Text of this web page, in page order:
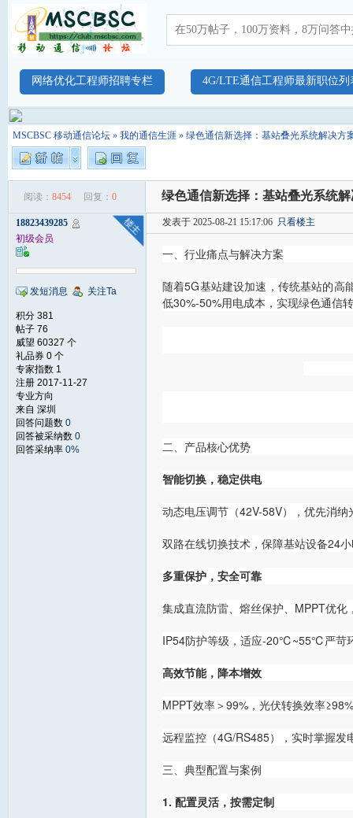
网络优化工程师招聘专栏 4G/LTE通信工程师最新职位列
MSCBSC 移动通信论坛 » 我的通信生涯 » 绿色通信新选择：基站叠光系统解决
阅读： 8454 回复： 0 绿色通信新选择：基站叠光系统
18823439285
初级会员
发短消息 关注Ta
积分 381
帖子 76
威望 60327 个
礼品券 0 个
专家指数 1
注册 2017-11-27
专业方向
来自 深圳
回答问题数 0
回答被采纳数 0
回答采纳率 0%
发表于 2025-08-21 15:17:06 只看楼主
一、行业痛点与解决方案
随着5G基站建设加速，传统基站的高
低30%-50%用电成本，实现绿色通信
二、产品核心优势
智能切换，稳定供电
动态电压调节（42V-58V），优先消
双路在线切换技术，保障基站设备24
多重保护，安全可靠
集成直流防雷、熔丝保护、MPPT优化
IP54防护等级，适应-20℃~55℃严苛
高效节能，降本增效
MPPT效率＞99%，光伏转换效率
远程监控（4G/RS485），实时掌握发
三、典型配置与案例
1. 配置灵活，按需定制